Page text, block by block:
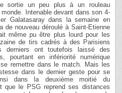
sortie un peu plus à un rouleau
Intenable devant dans son 4-
Galatasaray dans la semaine en
de nouveau déroulé à Saint-Etienne
même pu être plus lourd pour les
de tirs cadrés à des Parisiens
derniers ont toutefois laissé des
pourtant en infériorité numérique
remettre dans le match. Mais les
dans le dernier geste pour se
dans la deuxième moitié du
que le PSG reprend ses distances